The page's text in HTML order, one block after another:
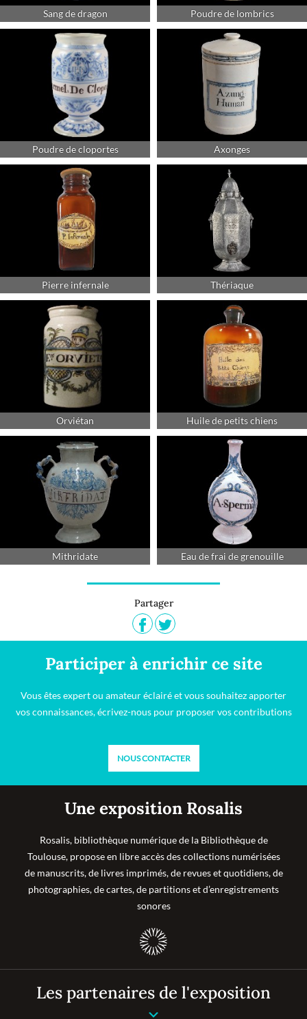
Sang de dragon Poudre de lombrics
Poudre de cloportes Axonges
Pierre infernale Thériaque
Orviétan Huile de petits chiens
Mithridate Eau de frai de grenouille
Partager
Participer à enrichir ce site
Vous êtes expert ou amateur éclairé et vous souhaitez apporter
vos connaissances, écrivez-nous pour proposer vos contributions
NOUS CONTACTER
Une exposition Rosalis
Rosalis, bibliothèque numérique de la Bibliothèque de
Toulouse, propose en libre accès des collections numérisées
de manuscrits, de livres imprimés, de revues et quotidiens, de
photographies, de cartes, de partitions et d’enregistrements
sonores
Les partenaires de l'exposition